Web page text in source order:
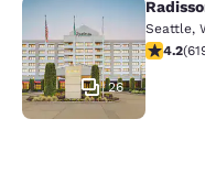
Radisson
26
Seattle,
4.174.2(